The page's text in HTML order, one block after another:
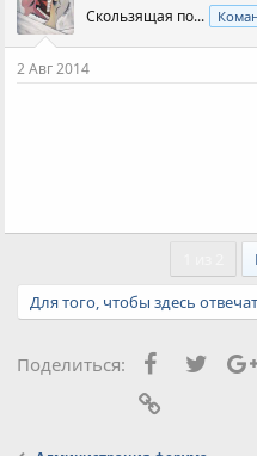
Скользящая по...
2 Авг 2014
Для того, чтобы здесь
Поделиться: Facebook
Twitter